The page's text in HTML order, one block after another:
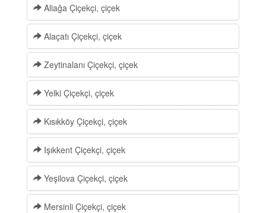
Aliağa Çiçekçi, çiçek
Alaçatı Çiçekçi, çiçek
Zeytinalanı Çiçekçi, çiçek
Yelki Çiçekçi, çiçek
Kısıkköy Çiçekçi, çiçek
Işıkkent Çiçekçi, çiçek
Yeşilova Çiçekçi, çiçek
Mersinli Çiçekçi, çiçek